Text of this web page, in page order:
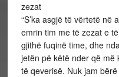
zezat
“S’ka asgjë të vërtetë në
emrin tim me të zezat e
gjithë fuqinë time, dhe
jetën pë këtë nder që më
të qeverisë. Nuk jam